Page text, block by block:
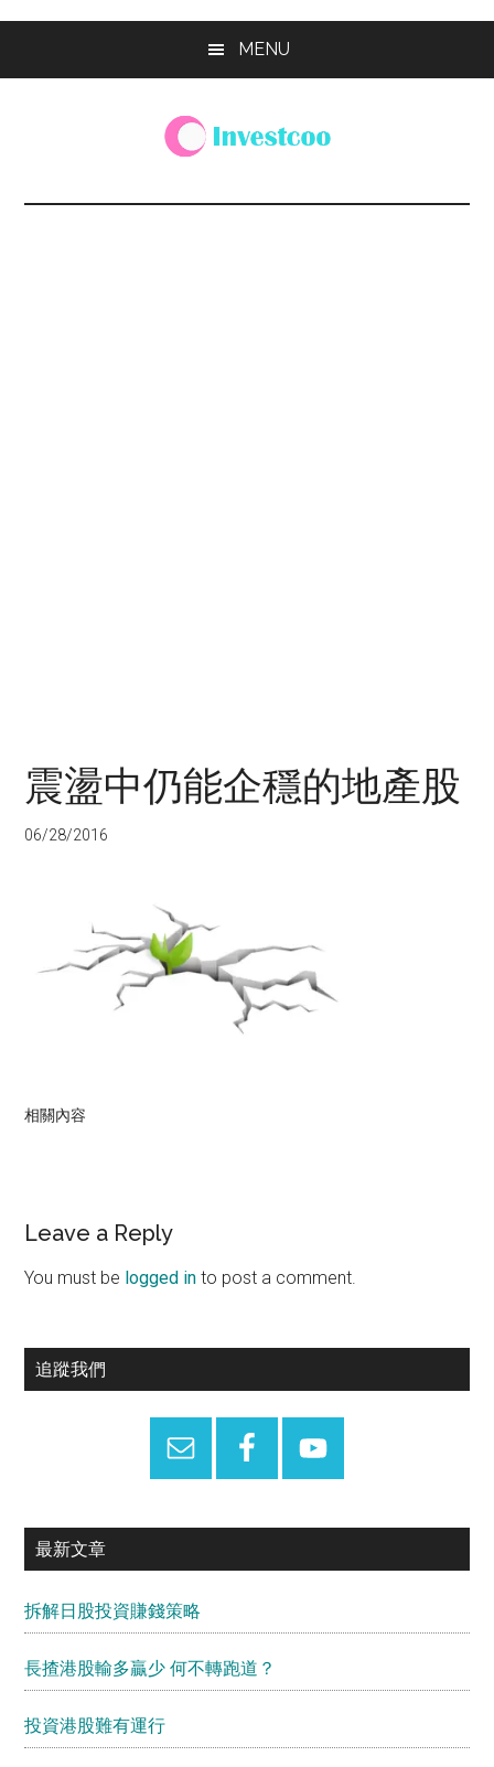
MENU
Investcoo
個
震盪中仍能企穩的地產股
06/28/2016
相關內容
Reader
Interactions
Leave a Reply
You must be logged in to post a comment.
Primary
追蹤我們
最新文章
拆解日股投資賺錢策略
長揸港股輸多贏少 何不轉跑道？
投資港股難有運行